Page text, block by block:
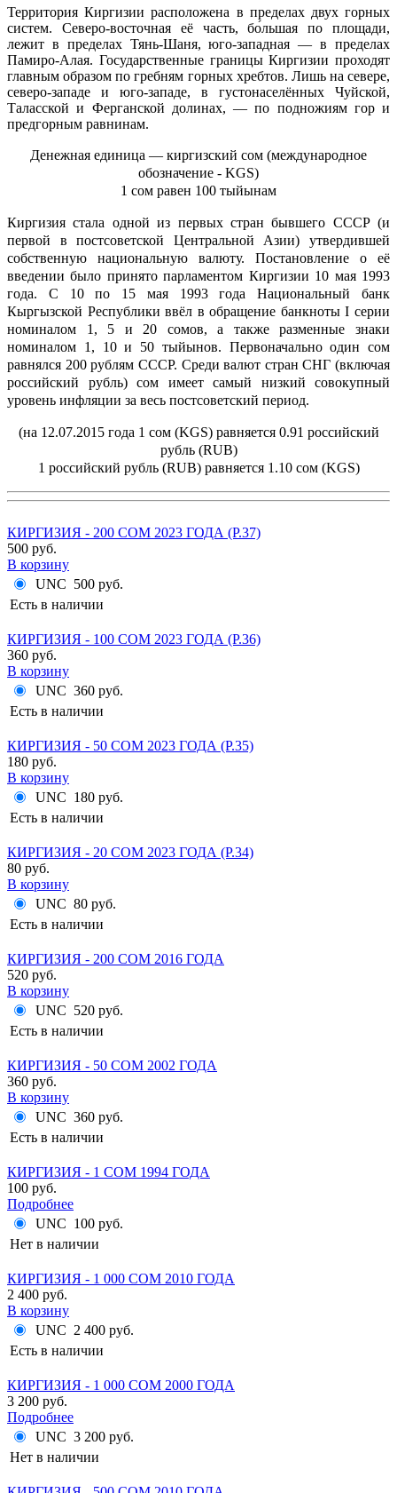
Территория Киргизии расположена в пределах двух горных
систем. Северо-восточная её часть, бо́льшая по площади,
лежит в пределах Тянь-Шаня, юго-западная — в пределах
Памиро-Алая. Государственные границы Киргизии проходят
главным образом по гребням горных хребтов. Лишь на севере,
северо-западе и юго-западе, в густонаселённых Чуйской,
Таласской и Ферганской долинах, — по подножиям гор и
предгорным равнинам.
Денежная единица — киргизский сом (международное
обозначение - KGS)
1 сом равен 100 тыйынам
Киргизия стала одной из первых стран бывшего СССР (и
первой в постсоветской Центральной Азии) утвердившей
собственную национальную валюту. Постановление о её
введении было принято парламентом Киргизии 10 мая 1993
года. С 10 по 15 мая 1993 года Национальный банк
Кыргызской Республики ввёл в обращение банкноты I серии
номиналом 1, 5 и 20 сомов, а также разменные знаки
номиналом 1, 10 и 50 тыйынов. Первоначально один сом
равнялся 200 рублям СССР. Среди валют стран СНГ (включая
российский рубль) сом имеет самый низкий совокупный
уровень инфляции за весь постсоветский период.
(на 12.07.2015 года 1 сом (KGS) равняется 0.91 российский
рубль (RUB)
1 российский рубль (RUB) равняется 1.10 сом (KGS)
КИРГИЗИЯ - 200 СОМ 2023 ГОДА (P.37)
500 руб.
В корзину
UNC 500 руб.
Есть в наличии
КИРГИЗИЯ - 100 СОМ 2023 ГОДА (P.36)
360 руб.
В корзину
UNC 360 руб.
Есть в наличии
КИРГИЗИЯ - 50 СОМ 2023 ГОДА (P.35)
180 руб.
В корзину
UNC 180 руб.
Есть в наличии
КИРГИЗИЯ - 20 СОМ 2023 ГОДА (P.34)
80 руб.
В корзину
UNC 80 руб.
Есть в наличии
КИРГИЗИЯ - 200 СОМ 2016 ГОДА
520 руб.
В корзину
UNC 520 руб.
Есть в наличии
КИРГИЗИЯ - 50 СОМ 2002 ГОДА
360 руб.
В корзину
UNC 360 руб.
Есть в наличии
КИРГИЗИЯ - 1 СОМ 1994 ГОДА
100 руб.
Подробнее
UNC 100 руб.
Нет в наличии
КИРГИЗИЯ - 1 000 СОМ 2010 ГОДА
2 400 руб.
В корзину
UNC 2 400 руб.
Есть в наличии
КИРГИЗИЯ - 1 000 СОМ 2000 ГОДА
3 200 руб.
Подробнее
UNC 3 200 руб.
Нет в наличии